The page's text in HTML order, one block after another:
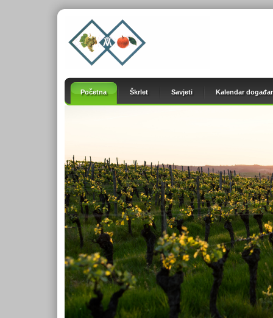
Početna Škrlet Savjeti Kalendar